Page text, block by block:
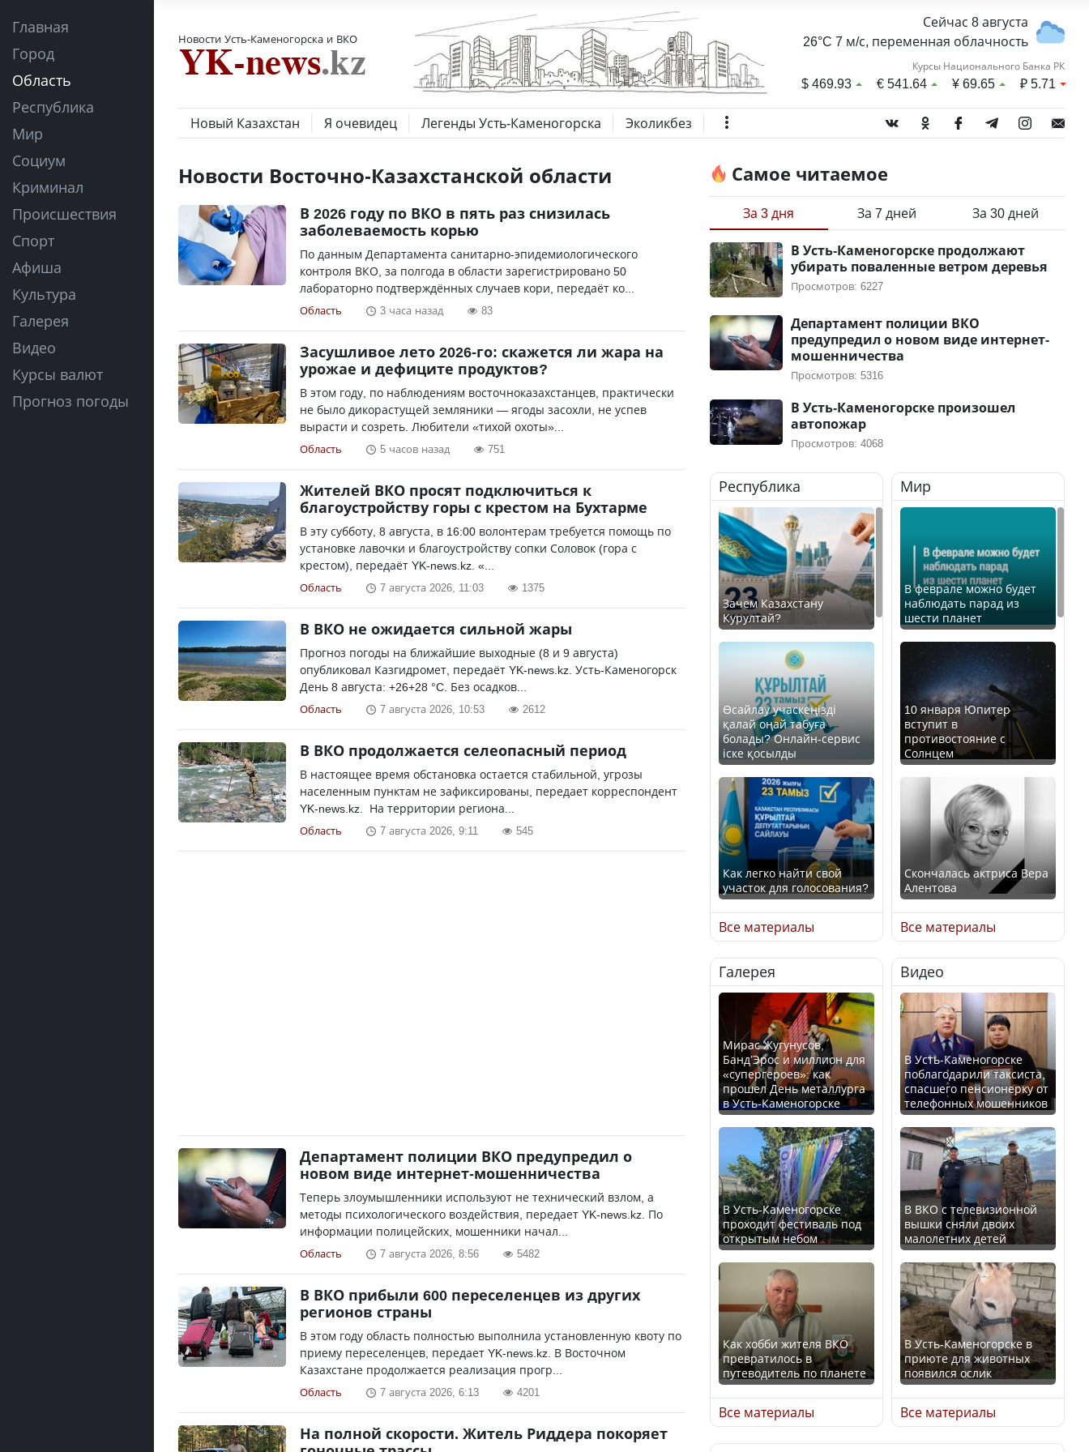
Главная
Город
Область
Республика
Мир
Социум
Криминал
Происшествия
Спорт
Афиша
Культура
Галерея
Видео
Курсы валют
Прогноз погоды
Новости Усть-Каменогорска и ВКО
Сейчас 8 августа
26°C 7 м/с, переменная облачность
Курсы Национального Банка РК
$469.93 €541.64 ¥69.65 ₽5.71
Новый Казахстан Я очевидец Легенды Усть-Каменогорска Эколикбез
Новости Восточно-Казахстанской области
В 2026 году по ВКО в пять раз снизилась
заболеваемость корью
По данным Департамента санитарно-эпидемиологического
контроля ВКО, за полгода в области зарегистрировано 50
лабораторно подтверждённых случаев кори, передаёт ко...
Область 3 часа назад 83
Засушливое лето 2026-го: скажется ли жара на
урожае и дефиците продуктов?
В этом году, по наблюдениям восточноказахстанцев, практически
не было дикорастущей земляники — ягоды засохли, не успев
вырасти и созреть. Любители «тихой охоты»...
Область 5 часов назад 751
Жителей ВКО просят подключиться к
благоустройству горы с крестом на Бухтарме
В эту субботу, 8 августа, в 16:00 волонтерам требуется помощь по
установке лавочки и благоустройству сопки Соловок (гора с
крестом), передаёт YK-news.kz. «...
Область 7 августа 2026, 11:03 1375
В ВКО не ожидается сильной жары
Прогноз погоды на ближайшие выходные (8 и 9 августа)
опубликовал Казгидромет, передаёт YK-news.kz. Усть-Каменогорск
День 8 августа: +26+28 °C. Без осадков...
Область 7 августа 2026, 10:53 2612
В ВКО продолжается селеопасный период
В настоящее время обстановка остается стабильной, угрозы
населенным пунктам не зафиксированы, передает корреспондент
YK-news.kz. На территории региона...
Область 7 августа 2026, 9:11 545
Департамент полиции ВКО предупредил о
новом виде интернет-мошенничества
Теперь злоумышленники используют не технический взлом, а
методы психологического воздействия, передает YK-news.kz. По
информации полицейских, мошенники начал...
Область 7 августа 2026, 8:56 5482
В ВКО прибыли 600 переселенцев из других
регионов страны
В этом году область полностью выполнила установленную квоту по
приему переселенцев, передает YK-news.kz. В Восточном
Казахстане продолжается реализация прогр...
Область 7 августа 2026, 6:13 4201
На полной скорости. Житель Риддера покоряет
Самое читаемое
За 3 дня За 7 дней За 30 дней
В Усть-Каменогорске продолжают
убирать поваленные ветром деревья
Просмотров: 6227
Департамент полиции ВКО
предупредил о новом виде интернет-
мошенничества
Просмотров: 5316
В Усть-Каменогорске произошел
автопожар
Просмотров: 4068
Республика
Зачем Казахстану
Курултай?
Өсайлау учаскеңізді
қалай оңай табуға
болады? Онлайн-сервис
іске қосылды
Как легко найти свой
участок для голосования?
Минтруда назвало
отрасли с самыми
высокими зарплатными
предложениями
Искусственный интеллект
официально включили в
школьную программу
Казахстана
В Казахстане стало
проще получить
направления на
медицинские
обследования
Қазақстан Орталық Азия
елдері арасында әл-ауқат
индексінде көш бастады
Все материалы
Мир
В феврале можно будет
наблюдать парад из
шести планет
10 января Юпитер
вступит в
противостояние с
Солнцем
Скончалась актриса Вера
Алентова
В РФ вынесен заочный
приговор по уголовному
делу об убийстве Игоря
Талькова
В России введены
дополнительные
ограничения для
казахстанских прав
Трамп официально
вступил в должность
президента США
Луну признали объектом
культурного наследия,
находящегося под
угрозой исчезновения
Все материалы
Галерея
Мирас Жугунусов,
Банд’Эрос и миллион для
«супергероев»: как
прошел День металлурга
в Усть-Каменогорске
В Усть-Каменогорске
проходит фестиваль под
открытым небом
Как хобби жителя ВКО
превратилось в
путеводитель по планете
Все материалы
Видео
В Усть-Каменогорске
поблагодарили таксиста,
спасшего пенсионерку от
телефонных мошенников
В ВКО с телевизионной
вышки сняли двоих
малолетних детей
В Усть-Каменогорске в
приюте для животных
появился ослик
Все материалы